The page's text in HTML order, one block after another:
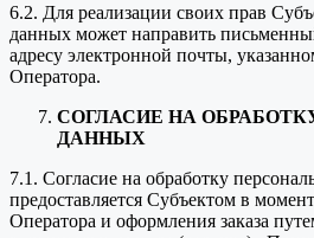
6.2. Для реализации своих прав
данных может направить
адресу электронной почты,
Оператора.
СОГЛАСИЕ НА
ДАННЫХ
7.1. Согласие на обработку
предоставляется Субъектом в
Оператора и оформления заказа